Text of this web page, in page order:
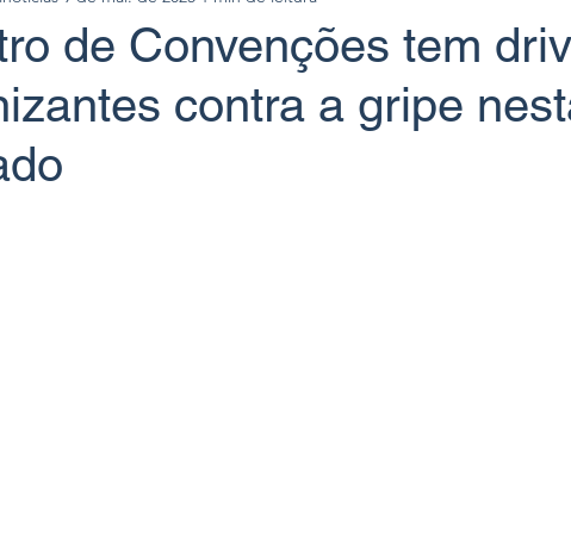
de Convenções tem
contra a gripe